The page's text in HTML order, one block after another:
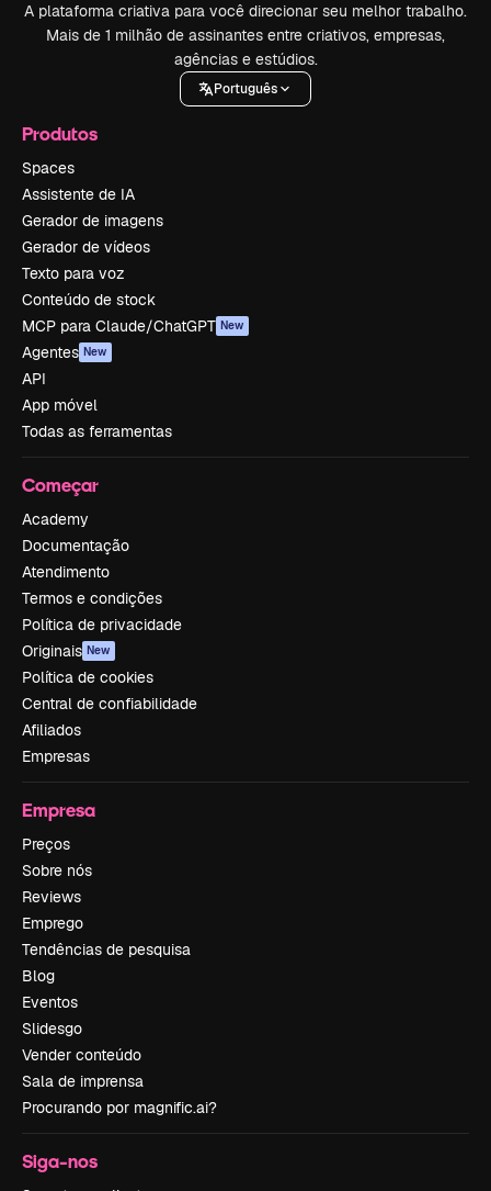
A plataforma criativa para você direcionar seu melhor trabalho.
Mais de 1 milhão de assinantes entre criativos, empresas,
agências e estúdios.
Português
Produtos
Spaces
Assistente de IA
Gerador de imagens
Gerador de vídeos
Texto para voz
Conteúdo de stock
MCP para Claude/ChatGPT New
Agentes New
API
App móvel
Todas as ferramentas
Começar
Academy
Documentação
Atendimento
Termos e condições
Política de privacidade
Originais New
Política de cookies
Central de confiabilidade
Afiliados
Empresas
Empresa
Preços
Sobre nós
Reviews
Emprego
Tendências de pesquisa
Blog
Eventos
Slidesgo
Vender conteúdo
Sala de imprensa
Procurando por magnific.ai?
Siga-nos